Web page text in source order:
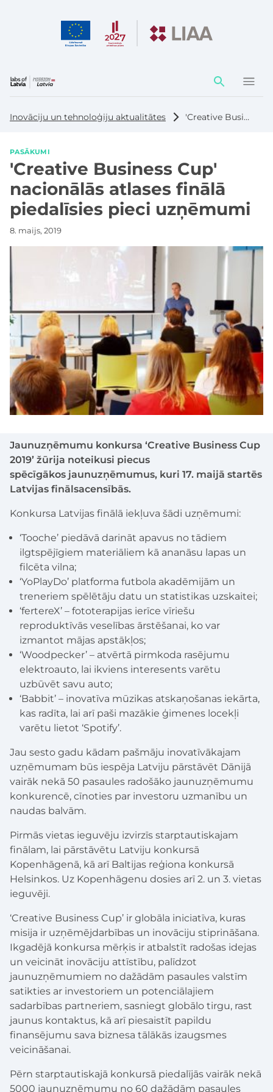
Darbības
elementi
Inovāciju un tehnoloģiju aktualitātes 'Creative Business Cup' nacionālās atlases finālā piedalīsies pieci uzņēmumi
PASĀKUMI
'Creative Business Cup'
nacionālās atlases finālā
piedalīsies pieci uzņēmumi
8. maijs, 2019
Jaunuzņēmumu konkursa ‘Creative Business Cup
2019’ žūrija noteikusi piecus
spēcīgākos jaunuzņēmumus, kuri 17. maijā startēs
Latvijas finālsacensībās.
Konkursa Latvijas finālā iekļuva šādi uzņēmumi:
‘Tooche’ piedāvā darināt apavus no tādiem
ilgtspējīgiem materiāliem kā ananāsu lapas un
filcēta vilna;
‘YoPlayDo’ platforma futbola akadēmijām un
treneriem spēlētāju datu un statistikas uzskaitei;
‘fertereX’ – fototerapijas ierīce vīriešu
reproduktīvās veselības ārstēšanai, ko var
izmantot mājas apstākļos;
‘Woodpecker’ – atvērtā pirmkoda rasējumu
elektroauto, lai ikviens interesents varētu
uzbūvēt savu auto;
‘Babbit’ – inovatīva mūzikas atskaņošanas iekārta,
kas radīta, lai arī paši mazākie ģimenes locekļi
varētu lietot ‘Spotify’.
Jau sesto gadu kādam pašmāju inovatīvākajam
uzņēmumam būs iespēja Latviju pārstāvēt Dānijā
vairāk nekā 50 pasaules radošāko jaunuzņēmumu
konkurencē, cīnoties par investoru uzmanību un
naudas balvām.
Pirmās vietas ieguvēju izvirzīs starptautiskajam
finālam, lai pārstāvētu Latviju konkursā
Kopenhāgenā, kā arī Baltijas reģiona konkursā
Helsinkos. Uz Kopenhāgenu dosies arī 2. un 3. vietas
ieguvēji.
‘Creative Business Cup’ ir globāla iniciatīva, kuras
misija ir uzņēmējdarbības un inovāciju stiprināšana.
Ikgadējā konkursa mērķis ir atbalstīt radošas idejas
un veicināt inovāciju attīstību, palīdzot
jaunuzņēmumiem no dažādām pasaules valstīm
satikties ar investoriem un potenciālajiem
sadarbības partneriem, sasniegt globālo tirgu, rast
jaunus kontaktus, kā arī piesaistīt papildu
finansējumu sava biznesa tālākās izaugsmes
veicināšanai.
Pērn starptautiskajā konkursā piedalījās vairāk nekā
5000 jaunuzņēmumu no 60 dažādām pasaules